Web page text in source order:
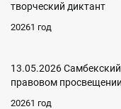
творческий диктант
20261 год
13.05.2026
правовом
20261 год